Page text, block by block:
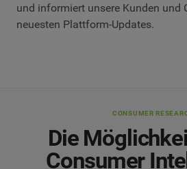
und informiert unsere Kunden und
neuesten Plattform-Updates.
CONSUMER
Die
Consumer